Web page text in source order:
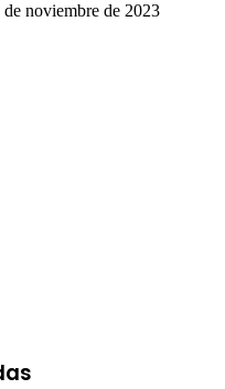
de noviembre de 2023